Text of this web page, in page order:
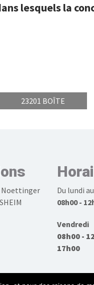
lesquels la
23201 BOÎTE
Noettinger
Du lundi
08h00 -
Vendredi
08h00 -
17h00